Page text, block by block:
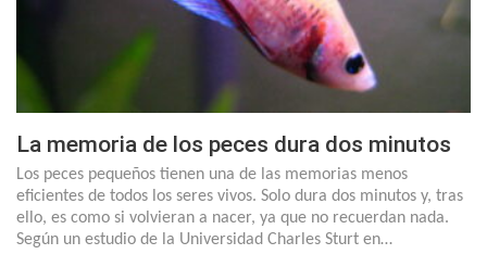
La memoria de los peces dura dos minutos
Los peces pequeños tienen una de las memorias menos
eficientes de todos los seres vivos. Solo dura dos minutos y, tras
ello, es como si volvieran a nacer, ya que no recuerdan nada.
Según un estudio de la Universidad Charles Sturt en…